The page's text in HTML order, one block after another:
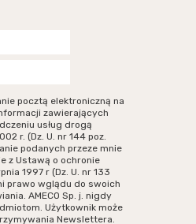
pocztą elektroniczną na
zawierających
usług drogą
r. (Dz. U. nr 144 poz.
podanych przeze mnie
z Ustawą o ochronie
1997 r (Dz. U. nr 133
prawo wglądu do swoich
AMECO Sp. j. nigdy
Użytkownik może
Newslettera.